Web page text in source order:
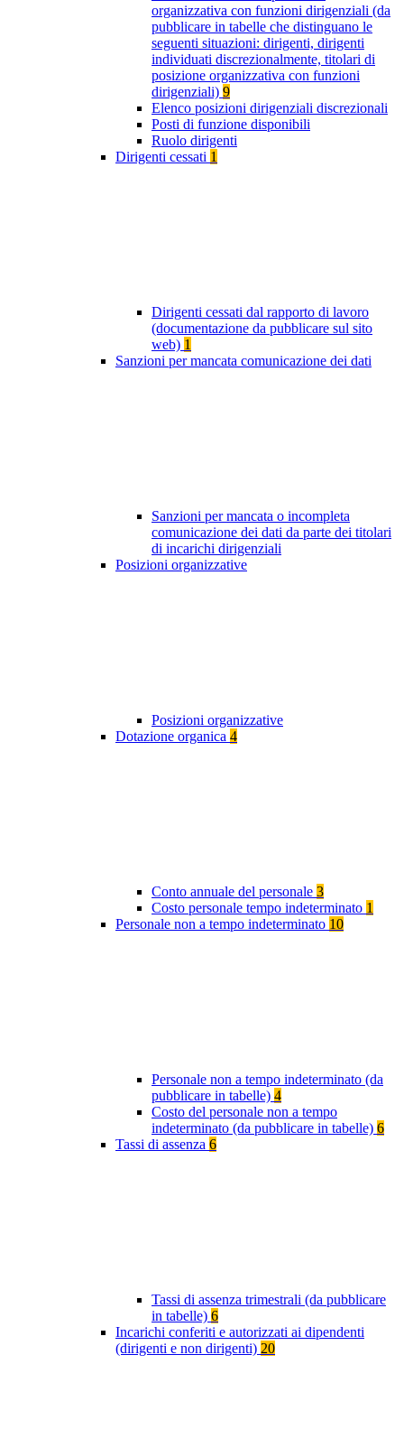
organizzativa con funzioni dirigenziali (da
pubblicare in tabelle che distinguano le
seguenti situazioni: dirigenti, dirigenti
individuati discrezionalmente, titolari di
posizione organizzativa con funzioni
dirigenziali) 9
Elenco posizioni dirigenziali discrezionali
Posti di funzione disponibili
Ruolo dirigenti
Dirigenti cessati 1
Dirigenti cessati dal rapporto di lavoro
(documentazione da pubblicare sul sito
web) 1
Sanzioni per mancata comunicazione dei dati
Sanzioni per mancata o incompleta
comunicazione dei dati da parte dei titolari
di incarichi dirigenziali
Posizioni organizzative
Posizioni organizzative
Dotazione organica 4
Conto annuale del personale 3
Costo personale tempo indeterminato 1
Personale non a tempo indeterminato 10
Personale non a tempo indeterminato (da
pubblicare in tabelle) 4
Costo del personale non a tempo
indeterminato (da pubblicare in tabelle) 6
Tassi di assenza 6
Tassi di assenza trimestrali (da pubblicare
in tabelle) 6
Incarichi conferiti e autorizzati ai dipendenti
(dirigenti e non dirigenti) 20